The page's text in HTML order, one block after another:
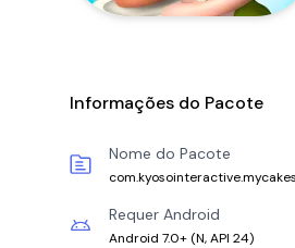
Informações do Pacote
Nome do Pacote
Requer Android
Android 7.0+ (N, API 24)